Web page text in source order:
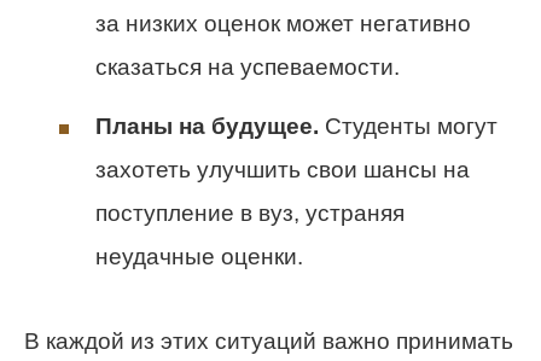
за низких оценок может негативно
сказаться на успеваемости.
Планы на будущее. Студенты могут
захотеть улучшить свои шансы на
поступление в вуз, устраняя
неудачные оценки.
В каждой из этих ситуаций важно принимать